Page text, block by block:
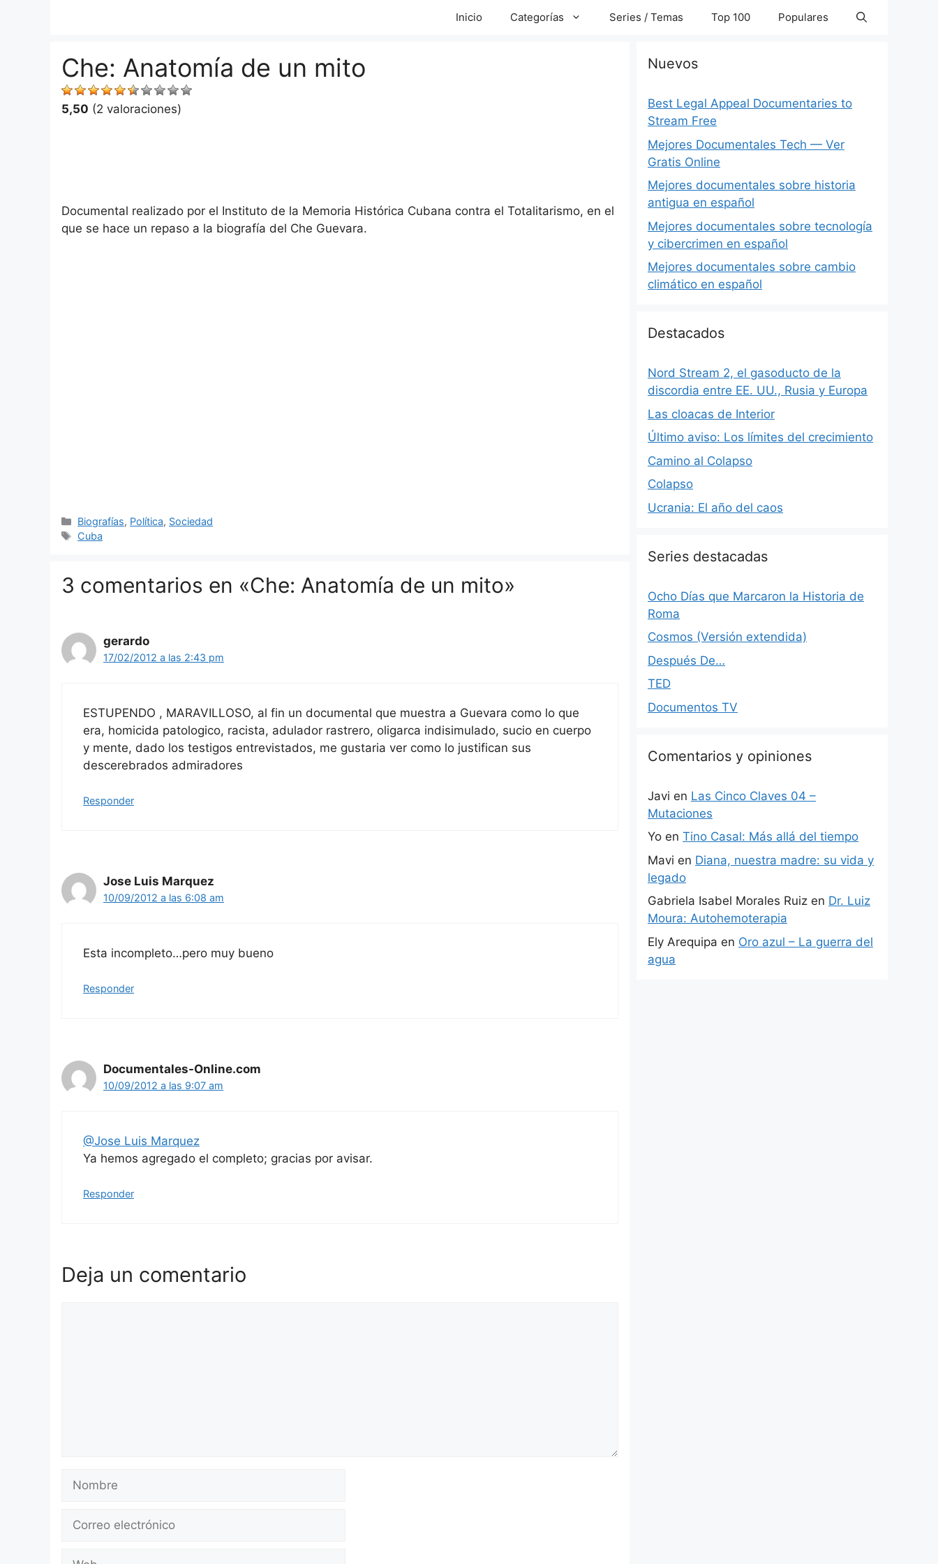
Inicio Categorías Series / Temas Top 100 Populares
Che: Anatomía de un mito
5,50 (2 valoraciones)
Documental realizado por el Instituto de la Memoria Histórica Cubana contra el Totalitarismo, en el
que se hace un repaso a la biografía del Che Guevara.
Categorías
Biografías, Política, Sociedad
Etiquetas
Cuba
3 comentarios en «Che: Anatomía de un mito»
gerardo
17/02/2012 a las 2:43 pm
ESTUPENDO , MARAVILLOSO, al fin un documental que muestra a Guevara como lo que
era, homicida patologico, racista, adulador rastrero, oligarca indisimulado, sucio en cuerpo
y mente, dado los testigos entrevistados, me gustaria ver como lo justifican sus
descerebrados admiradores
Responder
Jose Luis Marquez
10/09/2012 a las 6:08 am
Esta incompleto…pero muy bueno
Responder
Documentales-Online.com
10/09/2012 a las 9:07 am
@Jose Luis Marquez
Ya hemos agregado el completo; gracias por avisar.
Responder
Deja un comentario
electrónico
Nuevos
Best Legal Appeal Documentaries to
Stream Free
Mejores Documentales Tech — Ver
Gratis Online
Mejores documentales sobre historia
antigua en español
Mejores documentales sobre tecnología
y cibercrimen en español
Mejores documentales sobre cambio
climático en español
Destacados
Nord Stream 2, el gasoducto de la
discordia entre EE. UU., Rusia y Europa
Las cloacas de Interior
Último aviso: Los límites del crecimiento
Camino al Colapso
Colapso
Ucrania: El año del caos
Series destacadas
Ocho Días que Marcaron la Historia de
Roma
Cosmos (Versión extendida)
Después De…
TED
Documentos TV
Comentarios y opiniones
Javi en Las Cinco Claves 04 –
Mutaciones
Yo en Tino Casal: Más allá del tiempo
Mavi en Diana, nuestra madre: su vida y
legado
Gabriela Isabel Morales Ruiz en Dr. Luiz
Moura: Autohemoterapia
Ely Arequipa en Oro azul – La guerra del
agua